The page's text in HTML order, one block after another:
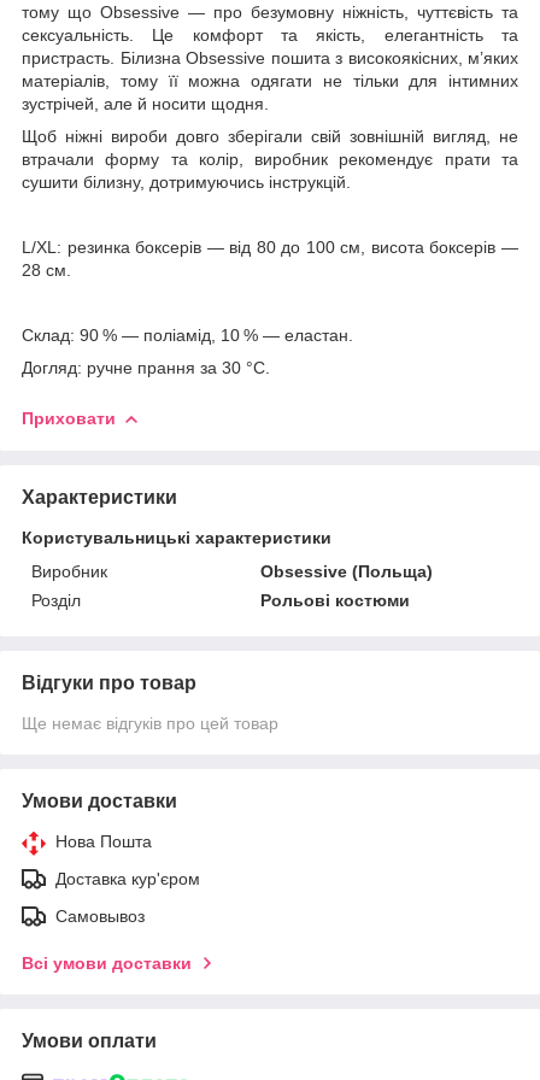
тому що Obsessive — про безумовну ніжність, чуттєвість та
сексуальність. Це комфорт та якість, елегантність та
пристрасть. Білизна Obsessive пошита з високоякісних, м’яких
матеріалів, тому її можна одягати не тільки для інтимних
зустрічей, але й носити щодня.
Щоб ніжні вироби довго зберігали свій зовнішній вигляд, не
втрачали форму та колір, виробник рекомендує прати та
сушити білизну, дотримуючись інструкцій.
L/XL: резинка боксерів — від 80 до 100 см, висота боксерів —
28 см.
Склад: 90 % — поліамід, 10 % — еластан.
Догляд: ручне прання за 30 °C.
Приховати
Характеристики
Користувальницькі характеристики
Виробник
Obsessive (Польща)
Розділ
Рольові костюми
Відгуки про товар
Ще немає відгуків про цей товар
Умови доставки
Нова Пошта
Доставка кур'єром
Самовывоз
Всі умови доставки
Умови оплати